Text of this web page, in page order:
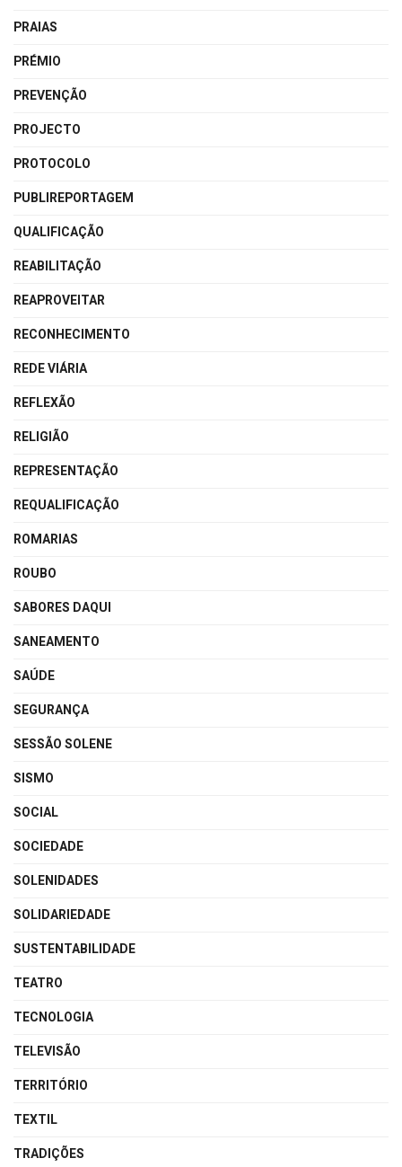
PRAIAS
PRÉMIO
PREVENÇÃO
PROJECTO
PROTOCOLO
PUBLIREPORTAGEM
QUALIFICAÇÃO
REABILITAÇÃO
REAPROVEITAR
RECONHECIMENTO
REDE VIÁRIA
REFLEXÃO
RELIGIÃO
REPRESENTAÇÃO
REQUALIFICAÇÃO
ROMARIAS
ROUBO
SABORES DAQUI
SANEAMENTO
SAÚDE
SEGURANÇA
SESSÃO SOLENE
SISMO
SOCIAL
SOCIEDADE
SOLENIDADES
SOLIDARIEDADE
SUSTENTABILIDADE
TEATRO
TECNOLOGIA
TELEVISÃO
TERRITÓRIO
TEXTIL
TRADIÇÕES